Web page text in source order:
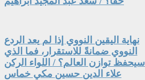
نهاية اليقين النووي إذا لم يعد الردع
النووي ضمانةً للاستقرار، فما الذي
سيحفظ توازن العالم؟ / اللواء الركن
علاء الدين حسين مكي خماس